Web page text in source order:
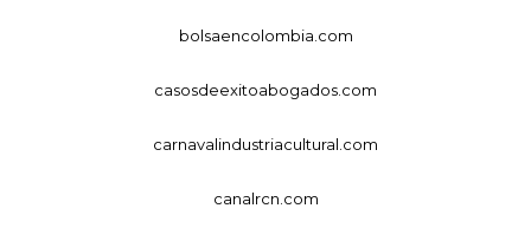
bolsaencolombia.com
casosdeexitoabogados.com
carnavalindustriacultural.com
canalrcn.com